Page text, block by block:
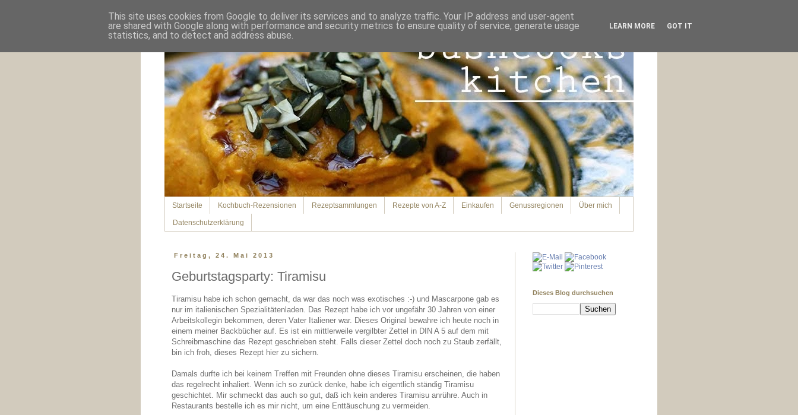
Startseite Kochbuch-Rezensionen Rezeptsammlungen Rezepte von A-Z Einkaufen Genussregionen Über mich
Datenschutzerklärung
Freitag, 24. Mai 2013
Geburtstagsparty: Tiramisu
Tiramisu habe ich schon gemacht, da war das noch was exotisches :-) und Mascarpone gab es
nur im italienischen Spezialitätenladen. Das Rezept habe ich vor ungefähr 30 Jahren von einer
Arbeitskollegin bekommen, deren Vater Italiener war. Dieses Original bewahre ich heute noch in
einem meiner Backbücher auf. Es ist ein mittlerweile vergilbter Zettel in DIN A 5 auf dem mit
Schreibmaschine das Rezept geschrieben steht. Falls dieser Zettel doch noch zu Staub zerfällt,
bin ich froh, dieses Rezept hier zu sichern.
Damals durfte ich bei keinem Treffen mit Freunden ohne dieses Tiramisu erscheinen, die haben
das regelrecht inhaliert. Wenn ich so zurück denke, habe ich eigentlich ständig Tiramisu
geschichtet. Mir schmeckt das auch so gut, daß ich kein anderes Tiramisu anrühre. Auch in
Restaurants bestelle ich es mir nicht, um eine Enttäuschung zu vermeiden.
Dieses Blog durchsuchen
This site uses cookies from Google to deliver its services and to analyze traffic. Your IP address and user-agent
are shared with Google along with performance and security metrics to ensure quality of service, generate usage
statistics, and to detect and address abuse.
LEARN MORE GOT IT